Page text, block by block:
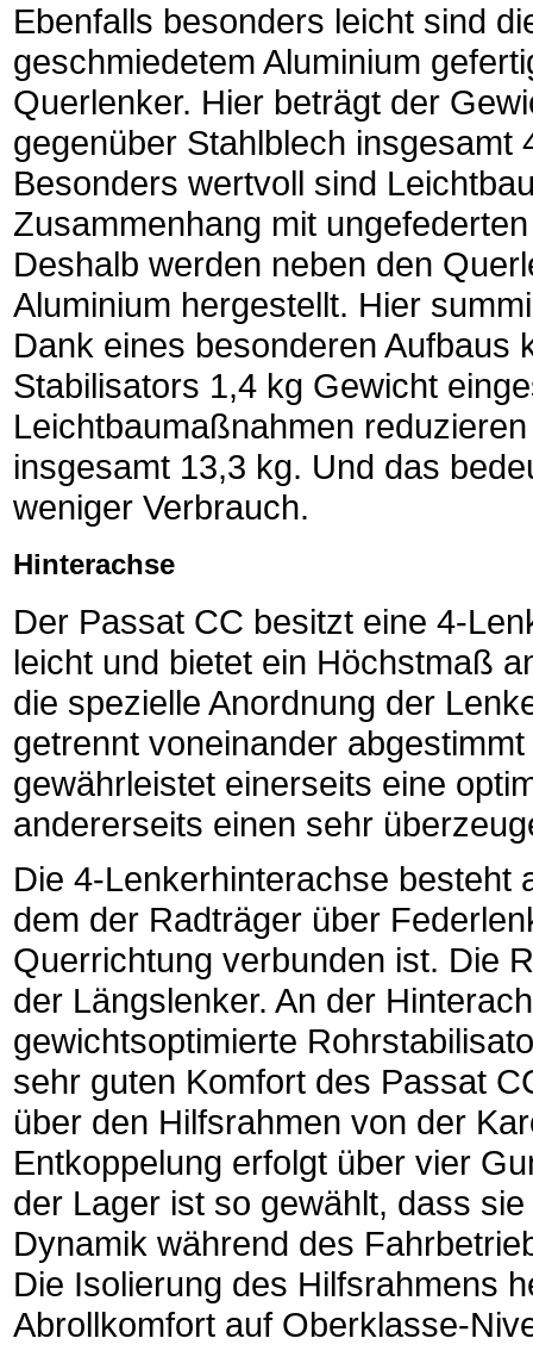
Ebenfalls besonders leicht sind
geschmiedetem Aluminium
Querlenker. Hier beträgt der
gegenüber Stahlblech insgesamt
Besonders wertvoll sind
Zusammenhang mit
Deshalb werden neben den
Aluminium hergestellt. Hier
Dank eines besonderen Aufbaus
Stabilisators 1,4 kg Gewicht
Leichtbaumaßnahmen
insgesamt 13,3 kg. Und das
weniger Verbrauch.
Hinterachse
Der Passat CC besitzt eine 4-
leicht und bietet ein Höchstmaß
die spezielle Anordnung der
getrennt voneinander
gewährleistet einerseits eine
andererseits einen sehr
Die 4-Lenkerhinterachse besteht
dem der Radträger über
Querrichtung verbunden ist. Die
der Längslenker. An der
gewichtsoptimierte
sehr guten Komfort des Passat
über den Hilfsrahmen von der
Entkoppelung erfolgt über vier
der Lager ist so gewählt, dass
Dynamik während des
Die Isolierung des Hilfsrahmens
Abrollkomfort auf Oberklasse-